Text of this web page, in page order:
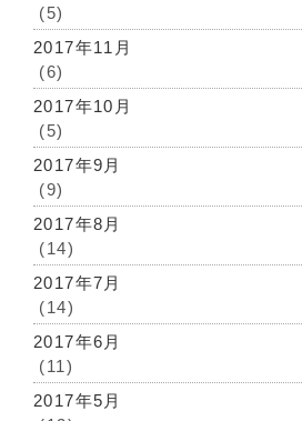
(5)
2017年11月
(6)
2017年10月
(5)
2017年9月
(9)
2017年8月
(14)
2017年7月
(14)
2017年6月
(11)
2017年5月